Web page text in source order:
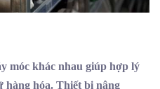
móc khác nhau giúp hợp lý
hàng hóa. Thiết bị nâng